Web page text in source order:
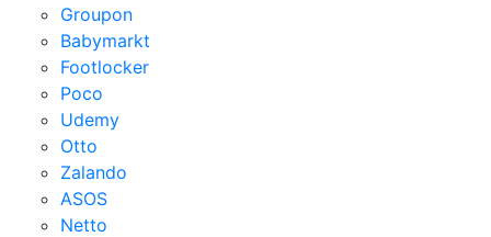
Groupon
Babymarkt
Footlocker
Poco
Udemy
Otto
Zalando
ASOS
Netto